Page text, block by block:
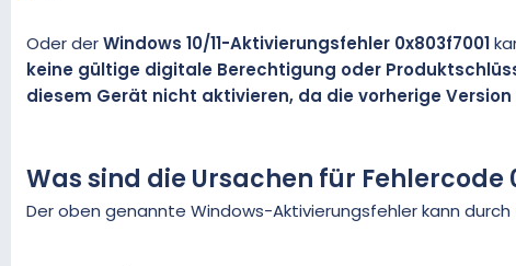
Oder derWindows 10/11-Aktivierungsfehler 0x803f7001
keine gültige digitale Berechtigung oder
diesem Gerät nicht aktivieren, da die vorherige
Was sind die Ursachen für Fehlercode
Der oben genannte Windows-Aktivierungsfehler kann